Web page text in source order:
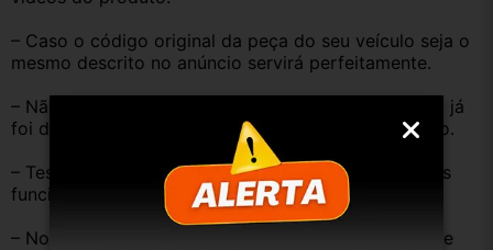
– Caso o código original da peça do seu veículo seja o
mesmo descrito no anúncio servirá perfeitamente.
– Não temos informação sobre o KM, pois o veículo já
foi desmontado. No entanto, estão em ótimo estado.
– Testamos as peças antes de anunciar e enviar, elas
funcionam perfeitamente.
– Nossas peças são USADAS e apresentam desgaste